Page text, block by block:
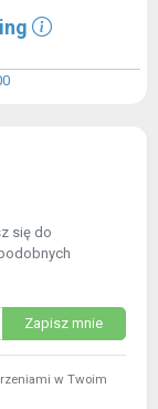
się do
Zapisz mnie
w Twoim